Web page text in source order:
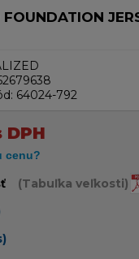
64024-792
(Tabuľka veľkosti)